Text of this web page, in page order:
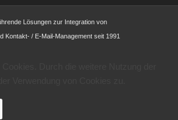
Lösungen zur Integration von
Kontakt- / E-Mail-Management seit 1991